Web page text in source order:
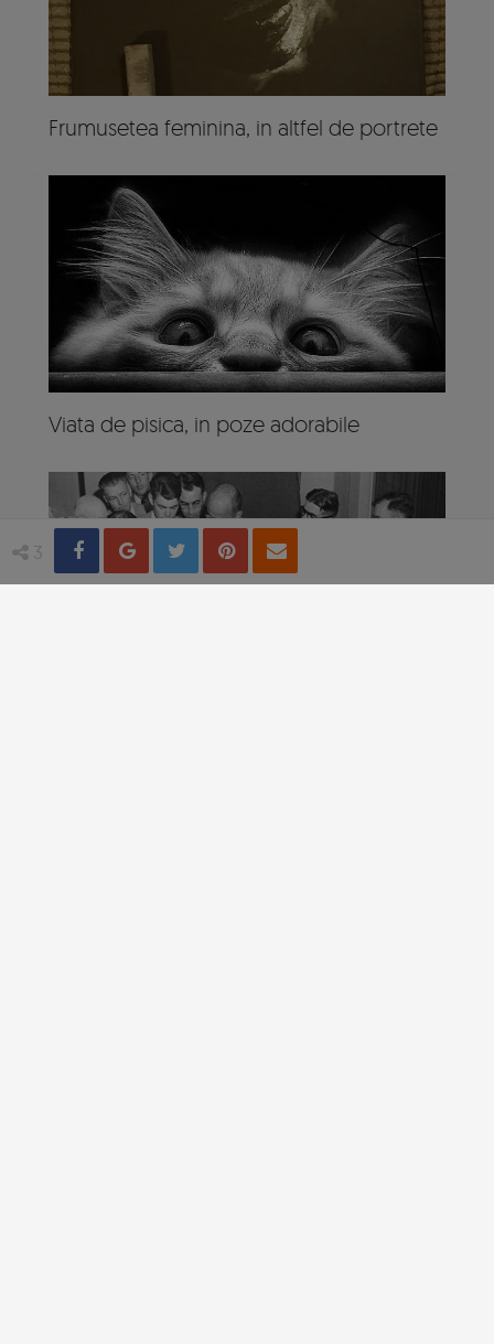
3 Share Distribuie
Tweet Pin
Frumusetea feminina, in altfel de portrete
Viata de pisica, in poze adorabile